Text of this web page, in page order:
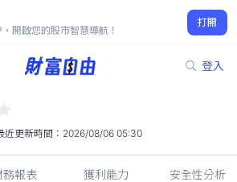
開啟您的股市智慧導航！
打開
登入
18.45
-1.33%
近更新時間： 2026/08/06 05:30
務報表 獲利能力 安全性分析